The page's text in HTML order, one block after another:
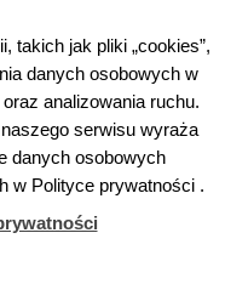
1000- 15
kontakt telefoniczny
nieczynne
takich jak pliki „cookies”,
danych osobowych w
analizowania ruchu.
serwisu wyraża
danych osobowych
w Polityce prywatności .